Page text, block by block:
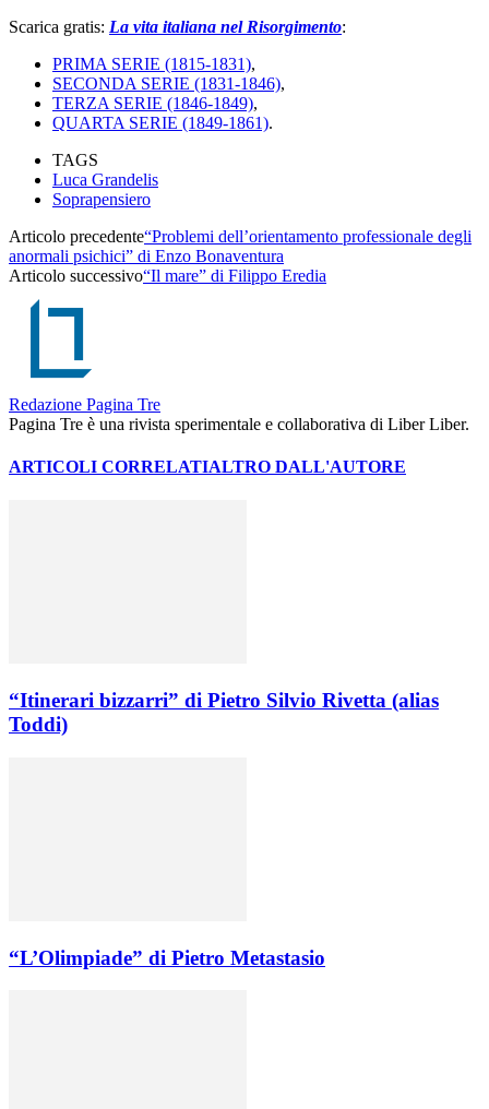
Scarica gratis: La vita italiana nel Risorgimento:
PRIMA SERIE (1815-1831),
SECONDA SERIE (1831-1846),
TERZA SERIE (1846-1849),
QUARTA SERIE (1849-1861).
TAGS
Luca Grandelis
Soprapensiero
Articolo precedente“Problemi dell’orientamento professionale degli
anormali psichici” di Enzo Bonaventura
Articolo successivo“Il mare” di Filippo Eredia
Redazione Pagina Tre
Pagina Tre è una rivista sperimentale e collaborativa di Liber Liber.
ARTICOLI CORRELATIALTRO DALL'AUTORE
“Itinerari bizzarri” di Pietro Silvio Rivetta (alias
Toddi)
“L’Olimpiade” di Pietro Metastasio